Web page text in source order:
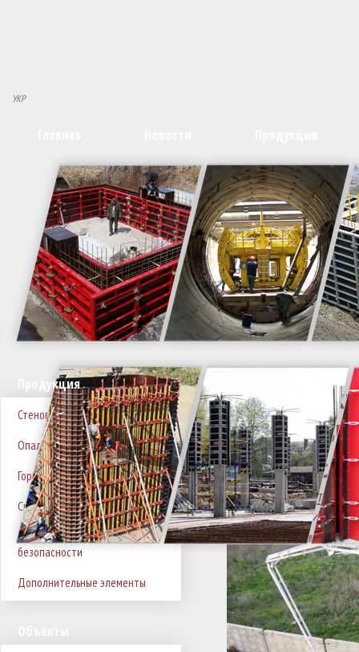
УКР
Продукция
Стеновая опалубка
Опалубка для колон
Горизонтальная опалубка
Специальные виды опалубки
Оборудование для техники
безопасности
Дополнительные элементы
Главная/ Объекты/
ЦЕМЕНТ УКРАИНА», г.